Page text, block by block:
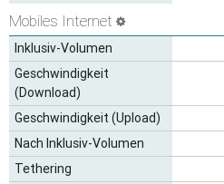
Mobiles Internet
Inklusiv-Volumen
Geschwindigkeit
(Download)
Geschwindigkeit (Upload)
Nach Inklusiv-Volumen
Tethering